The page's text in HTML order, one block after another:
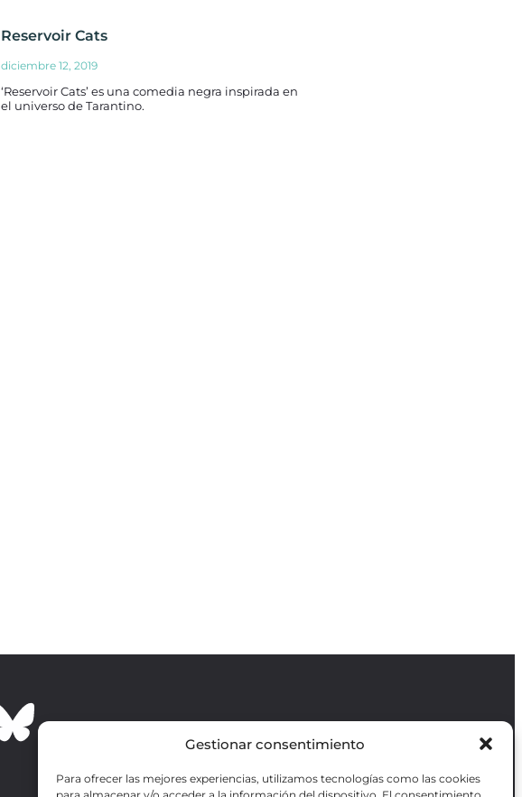
Gestionar consentimiento
Para ofrecer las mejores experiencias, utilizamos tecnologías como las cookies
Reservoir Cats
diciembre 12, 2019
‘Reservoir Cats’ es una comedia negra inspirada en
el universo de Tarantino.
OBRAS MÁS VOTADAS
Revista GODOT
es una revista
sobre artes escénicas de Madrid, gratuita y